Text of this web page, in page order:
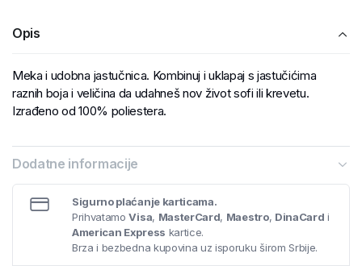
Opis
Meka i udobna jastučnica. Kombinuj i uklapaj s jastučićima
raznih boja i veličina da udahneš nov život sofi ili krevetu.
Izrađeno od 100% poliestera.
Dodatne informacije
Sigurno plaćanje karticama.
PrihvatamoVisa, MasterCard, Maestro, DinaCard i
American Express kartice.
Brza i bezbedna kupovina uz isporuku širom Srbije.